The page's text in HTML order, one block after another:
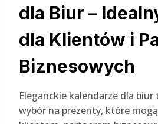
dla Biur –
dla Klientów i
Biznesowych
Eleganckie kalendarze dla
wybór na prezenty, które